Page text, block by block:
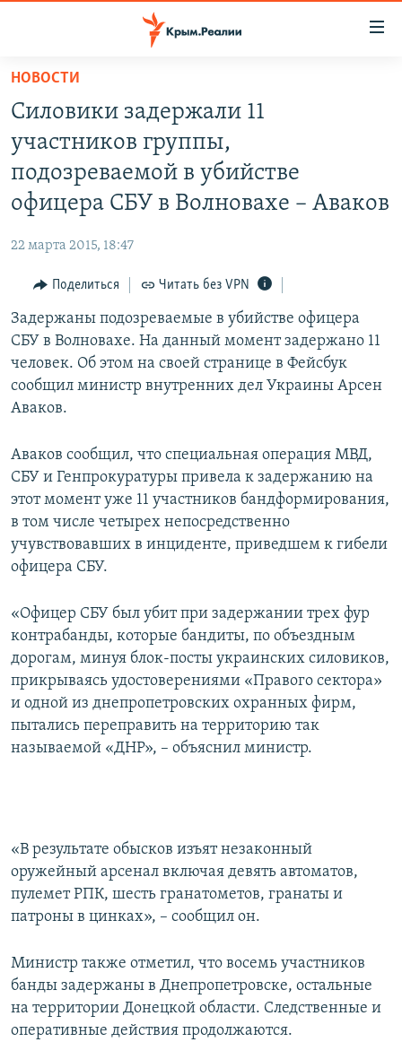
Вернуться
основному
содержанию
Вернутся
главной
Вернутся
поиску
КАРТА ВОЕННЫХ ОБЪЕКТОВ КРЫМА
ИСТОРИЯ
ИНТЕРАКТИВ
ИНФОГРАФИКА
ТЕЛЕПРОЕКТ КРЫМ.РЕАЛИИ
СОВЕТЫ ПРАВОЗАЩИТНИКОВ
ПРОПАВШИЕ БЕЗ ВЕСТИ
КРЫМ.НЕПОКОРЕННЫЙ
ELIFBE
УКРАИНСКАЯ ПРОБЛЕМА КРЫМА
РАДІО СВОБОДА
КАК ОБОЙТИ БЛОКИРОВКУ
Українською
Qırımtatar
ПРИСОЕДИНЯЙТЕСЬ!
Все сайты RFE/RL
НОВОСТИ
Силовики задержали 11
участников группы,
подозреваемой в убийстве
офицера СБУ в Волновахе – Аваков
22 марта 2015, 18:47
Поделиться Читать без VPN
Задержаны подозреваемые в убийстве офицера
СБУ в Волновахе. На данный момент задержано 11
человек. Об этом на своей странице в Фейсбук
сообщил министр внутренних дел Украины Арсен
Аваков.
Аваков сообщил, что специальная операция МВД,
СБУ и Генпрокуратуры привела к задержанию на
этот момент уже 11 участников бандформирования,
в том числе четырех непосредственно
учувствовавших в инциденте, приведшем к гибели
офицера СБУ.
«Офицер СБУ был убит при задержании трех фур
контрабанды, которые бандиты, по объездным
дорогам, минуя блок-посты украинских силовиков,
прикрываясь удостоверениями «Правого сектора»
и одной из днепропетровских охранных фирм,
пытались переправить на территорию так
называемой «ДНР», – объяснил министр.
«В результате обысков изъят незаконный
оружейный арсенал включая девять автоматов,
пулемет РПК, шесть гранатометов, гранаты и
патроны в цинках», – сообщил он.
Министр также отметил, что восемь участников
банды задержаны в Днепропетровске, остальные
на территории Донецкой области. Следственные и
оперативные действия продолжаются.